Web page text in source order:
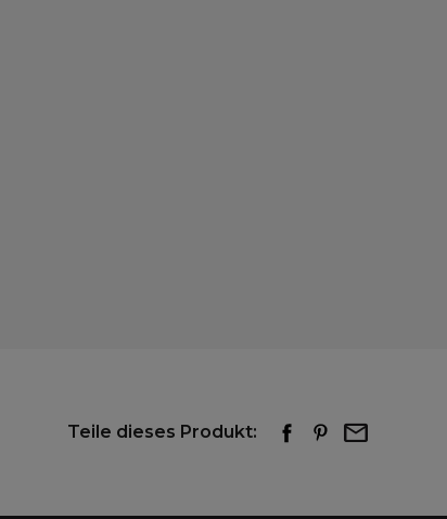
Teile dieses Produkt: